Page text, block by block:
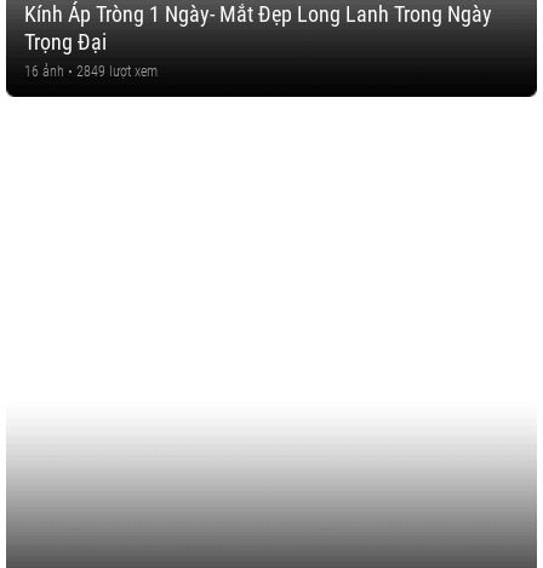
Kính Áp Tròng 1 Ngày- Mắt Đẹp Long Lanh Trong Ngày
Trọng Đại
16 ảnh • 2849 lượt xem